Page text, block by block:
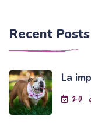
Recent Posts
La
20